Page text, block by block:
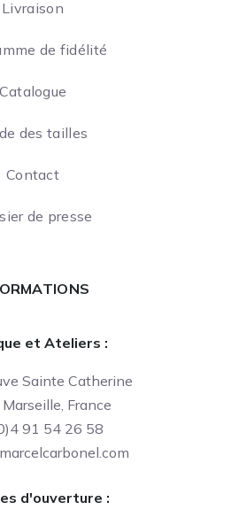
Livraison
de fidélité
Catalogue
des tailles
Contact
de presse
et Ateliers :
Sainte Catherine
France
91 54 26 58
d'ouverture :